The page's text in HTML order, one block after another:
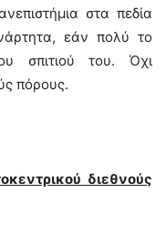
στα πεδία
εάν πολύ το
σπιτιού του. Όχι
πόρους.
διεθνούς